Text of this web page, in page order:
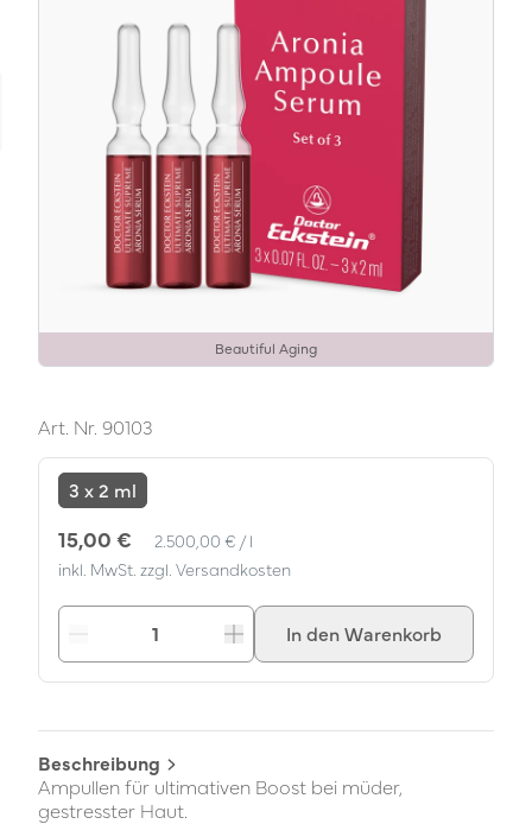
Beautiful Aging
Art. Nr. 90103
3 x 2 ml
15,00 € Einzelpreis
2.500,00 € / pro
l
inkl. MwSt. zzgl. Versandkosten
Verringern ErhöhenIn den Warenkorb
Beschreibung
Ampullen für ultimativen Boost bei müder,
gestresster Haut.